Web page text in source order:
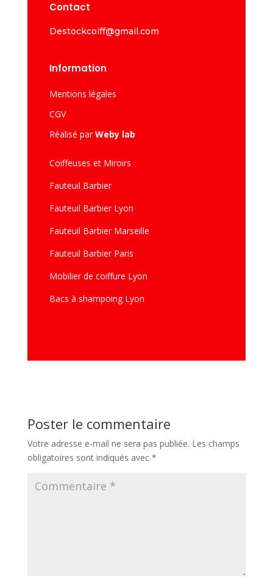
Contact
Destockcoiff@gmail.com
Information
Mentions légales
CGV
Réalisé parWeby lab
Coiffeuses et Miroirs
Fauteuil Barbier
Fauteuil Barbier Lyon
Fauteuil Barbier Marseille
Fauteuil Barbier Paris
Mobilier de coiffure Lyon
Bacs à shampoing Lyon
Poster le commentaire
Votre adresse e-mail ne sera pas publiée. Les champs
obligatoires sont indiqués avec *